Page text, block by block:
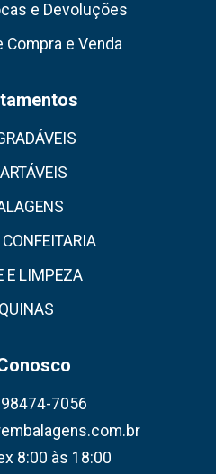
e Devoluções
Compra e Venda
CONFEITARIA
E LIMPEZA
7056
8:00 às 18:00